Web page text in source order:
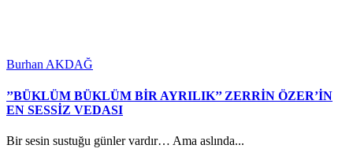
Burhan AKDAĞ
’’BÜKLÜM BÜKLÜM BİR AYRILIK’’ ZERRİN ÖZER’İN
EN SESSİZ VEDASI
Bir sesin sustuğu günler vardır… Ama aslında...